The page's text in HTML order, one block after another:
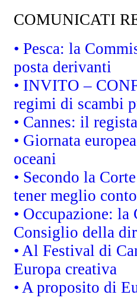
COMUNICATI
• Pesca: la
posta derivanti
• INVITO –
regimi di scambi
• Cannes: il
• Giornata
oceani
• Secondo la
tener meglio
• Occupazione:
Consiglio della
• Al Festival di
Europa creativa
• A proposito di